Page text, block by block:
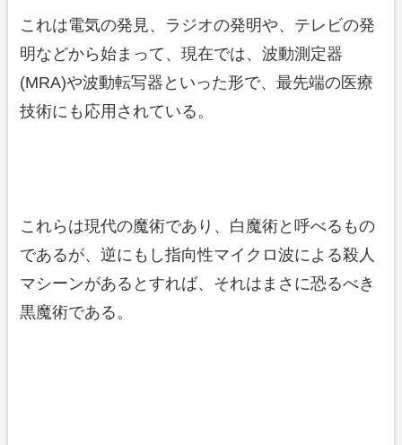
これは電気の発見、ラジオの発明や、テレビの発
明などから始まって、現在では、波動測定器
(MRA)や波動転写器といった形で、最先端の医療
技術にも応用されている。
これらは現代の魔術であり、白魔術と呼べるもの
であるが、逆にもし指向性マイクロ波による殺人
マシーンがあるとすれば、それはまさに恐るべき
黒魔術である。